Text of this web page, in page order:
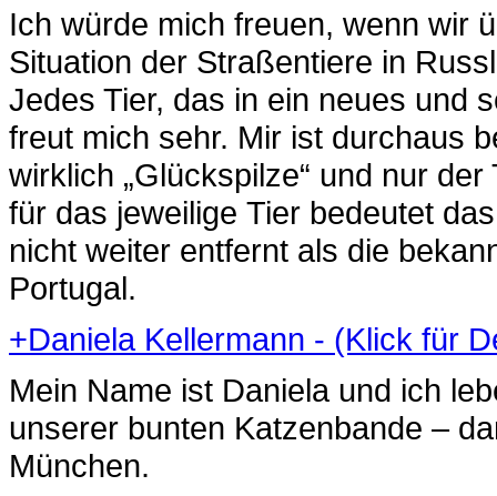
Ich würde mich freuen, wenn wir
Situation der Straßentiere in
Jedes Tier, das in ein neues und
freut mich sehr. Mir ist durchaus
wirklich „Glückspilze“ und nur
für das jeweilige Tier bedeutet
nicht weiter entfernt als die
Portugal.
+Daniela Kellermann - (Klick für
Mein Name ist Daniela und ich
unserer bunten Katzenbande –
München.